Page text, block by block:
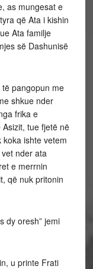
as mungesat e
që Ata i kishin
Ata familje
së Dashunisë
pangopun me
shkue nder
frika e
tue fjetë në
ishte vetem
nder ata
e merrnin
që nuk pritonin
dy oresh” jemi
u printe Frati